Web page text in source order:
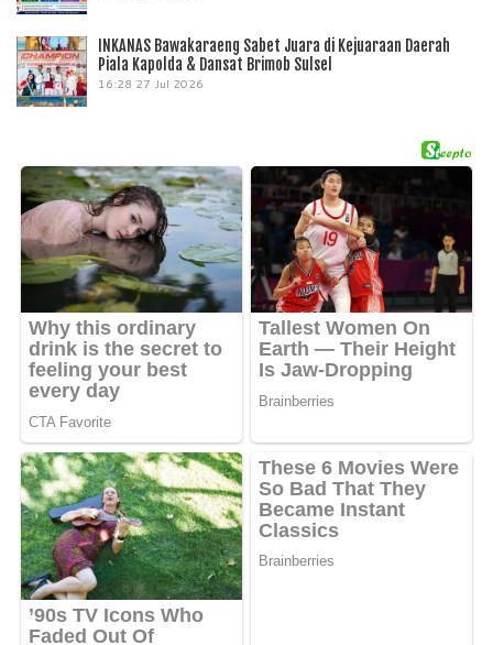
INKANAS Bawakaraeng Sabet Juara di Kejuaraan Daerah
Piala Kapolda & Dansat Brimob Sulsel
16:28 27 Jul 2026